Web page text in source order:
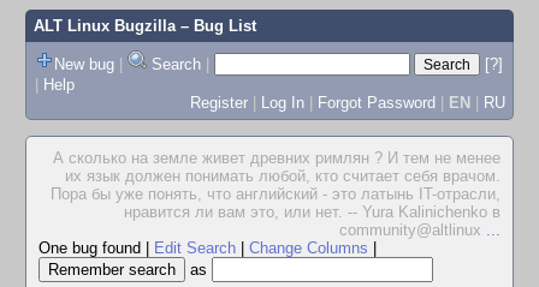
ALT Linux Bugzilla– Bug List
New bug | Search |
[?]
| Help
Register | Log In | Forgot Password | EN | RU
А сколько на земле живет древних римлян ? И тем не менее
их язык должен понимать любой, кто считает себя врачом.
Пора бы уже понять, что английский - это латынь IT-отрасли,
нравится ли вам это, или нет. -- Yura Kalinichenko в
community@altlinux ...
One bug found
Edit Search Change Columns
as